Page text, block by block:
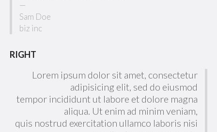
Sam Doe
biz inc
RIGHT
Lorem ipsum dolor sit amet, consectetur
adipisicing elit, sed do eiusmod
tempor incididunt ut labore et dolore magna
aliqua. Ut enim ad minim veniam,
quis nostrud exercitation ullamco laboris nisi